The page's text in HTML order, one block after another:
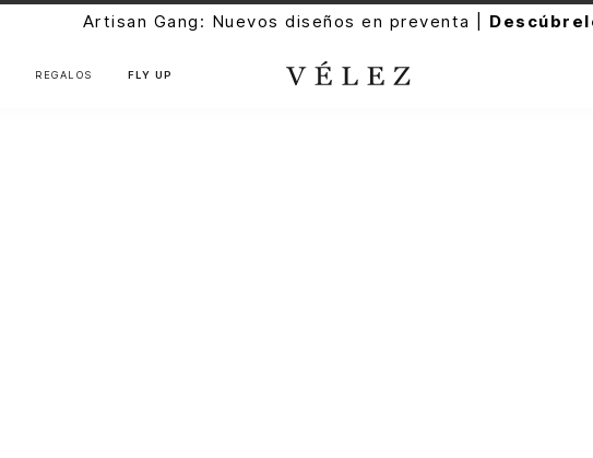
Artisan Gang: Nuevos diseños en preventa |
REGALOS FLY UP